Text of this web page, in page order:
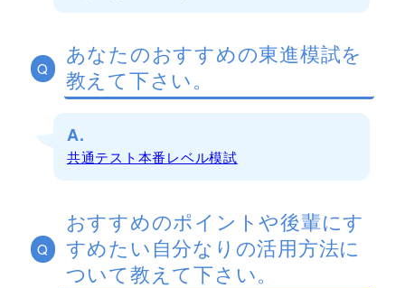
Q
あなたのおすすめの東進模試を
教えて下さい。
A.
共通テスト本番レベル模試
Q
おすすめのポイントや後輩にす
すめたい自分なりの活用方法に
ついて教えて下さい。